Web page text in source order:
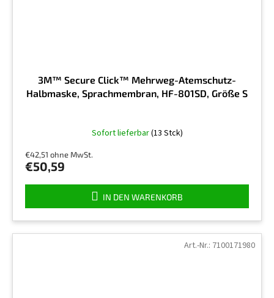
3M™ Secure Click™ Mehrweg-Atemschutz-
Halbmaske, Sprachmembran, HF-801SD, Größe S
Sofort lieferbar(13 Stck)
€42,51 ohne MwSt.
€50,59
IN DEN WARENKORB
Art.-Nr.: 7100171980